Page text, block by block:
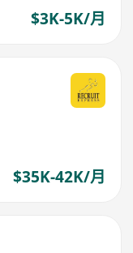
$3K-5K/月
$35K-42K/月